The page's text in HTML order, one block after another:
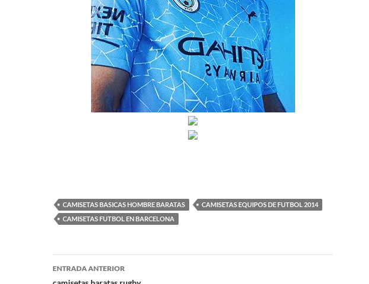
CAMISETAS BASICAS HOMBRE BARATAS
CAMISETAS EQUIPOS DE FUTBOL 2014
CAMISETAS FUTBOL EN BARCELONA
Navegación
ENTRADA ANTERIOR